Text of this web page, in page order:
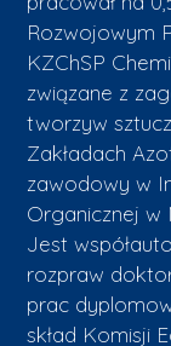
Rozwojowym
KZChSP
związane z
tworzyw
Zakładach
zawodowy w
Organicznej w
Jest
rozpraw
prac
skład Komisji